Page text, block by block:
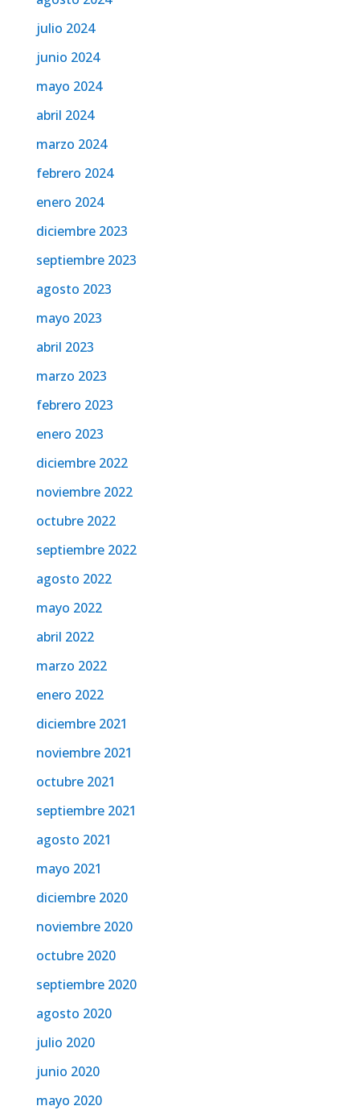
julio 2024
junio 2024
mayo 2024
abril 2024
marzo 2024
febrero 2024
enero 2024
diciembre 2023
septiembre 2023
agosto 2023
mayo 2023
abril 2023
marzo 2023
febrero 2023
enero 2023
diciembre 2022
noviembre 2022
octubre 2022
septiembre 2022
agosto 2022
mayo 2022
abril 2022
marzo 2022
enero 2022
diciembre 2021
noviembre 2021
octubre 2021
septiembre 2021
agosto 2021
mayo 2021
diciembre 2020
noviembre 2020
octubre 2020
septiembre 2020
agosto 2020
julio 2020
junio 2020
mayo 2020